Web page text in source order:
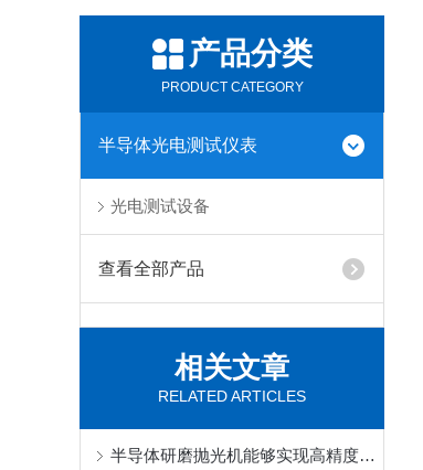
产品分类
PRODUCT CATEGORY
半导体光电测试仪表
光电测试设备
查看全部产品
相关文章
RELATED ARTICLES
半导体研磨抛光机能够实现高精度和高效率的表面处理